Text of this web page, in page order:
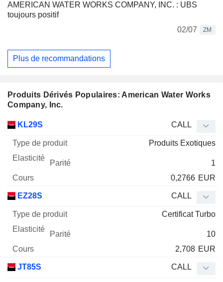
AMERICAN WATER WORKS COMPANY, INC. : UBS
toujours positif
02/07
ZM
Plus de recommandations
Produits Dérivés Populaires: American Water Works
Company, Inc.
Mnemo Type produit
Cours
KL29S CALL
Produits Exotiques
1
0,2766 EUR
EZ28S CALL
Certificat Turbo
10
2,708 EUR
JT85S CALL